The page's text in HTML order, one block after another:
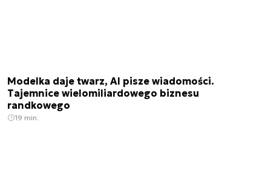
Modelka daje twarz, AI pisze wiadomości.
Tajemnice wielomiliardowego biznesu
randkowego
19 min.